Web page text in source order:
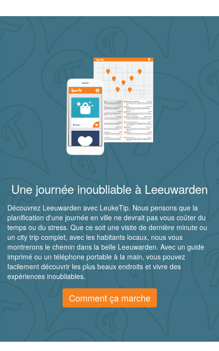
Une journée inoubliable à Leeuwarden
Découvrez Leeuwarden avec LeukeTip. Nous pensons que la
planification d'une journée en ville ne devrait pas vous coûter du
temps ou du stress. Que ce soit une visite de dernière minute ou
un city trip complet, avec les habitants locaux, nous vous
montrerons le chemin dans la belle Leeuwarden. Avec un guide
imprimé ou un téléphone portable à la main, vous pouvez
facilement découvrir les plus beaux endroits et vivre des
expériences inoubliables.
Comment ça marche